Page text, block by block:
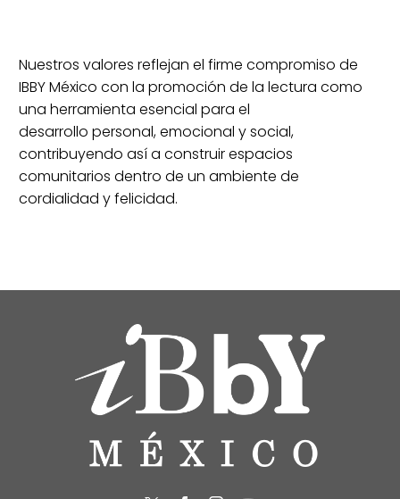
Nuestros valores reflejan el firme compromiso de
IBBY México con la promoción de la lectura como
una herramienta esencial para el
desarrollo personal, emocional y social,
contribuyendo así a construir espacios
comunitarios dentro de un ambiente de
cordialidad y felicidad.